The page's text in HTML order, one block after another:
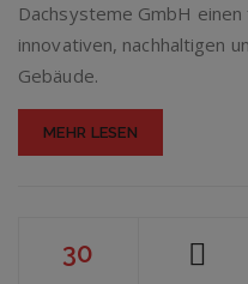
Dachsysteme GmbH
innovativen, nachhaltigen
Gebäude.
MEHR LESEN
30